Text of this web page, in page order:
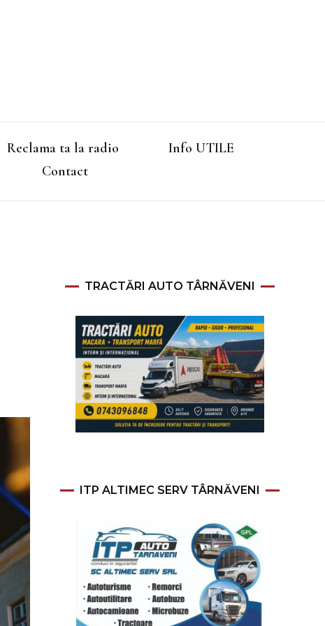
Reclama ta la radio
Info UTILE
Contact
TRACTĂRI AUTO TÂRNĂVENI
ITP ALTIMEC SERV TÂRNĂVENI